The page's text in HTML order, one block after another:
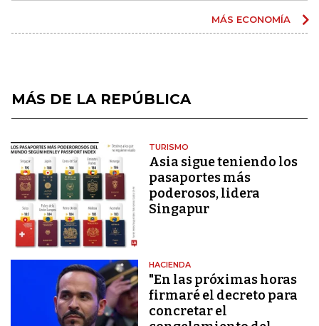
MÁS ECONOMÍA
MÁS DE LA REPÚBLICA
TURISMO
Asia sigue teniendo los
pasaportes más
poderosos, lidera
Singapur
HACIENDA
"En las próximas horas
firmaré el decreto para
concretar el